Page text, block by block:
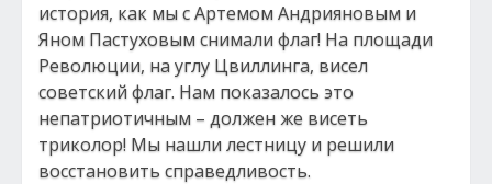
история, как мы с Артемом Андрияновым и
Яном Пастуховым снимали флаг! На площади
Революции, на углу Цвиллинга, висел
советский флаг. Нам показалось это
непатриотичным – должен же висеть
триколор! Мы нашли лестницу и решили
восстановить справедливость.